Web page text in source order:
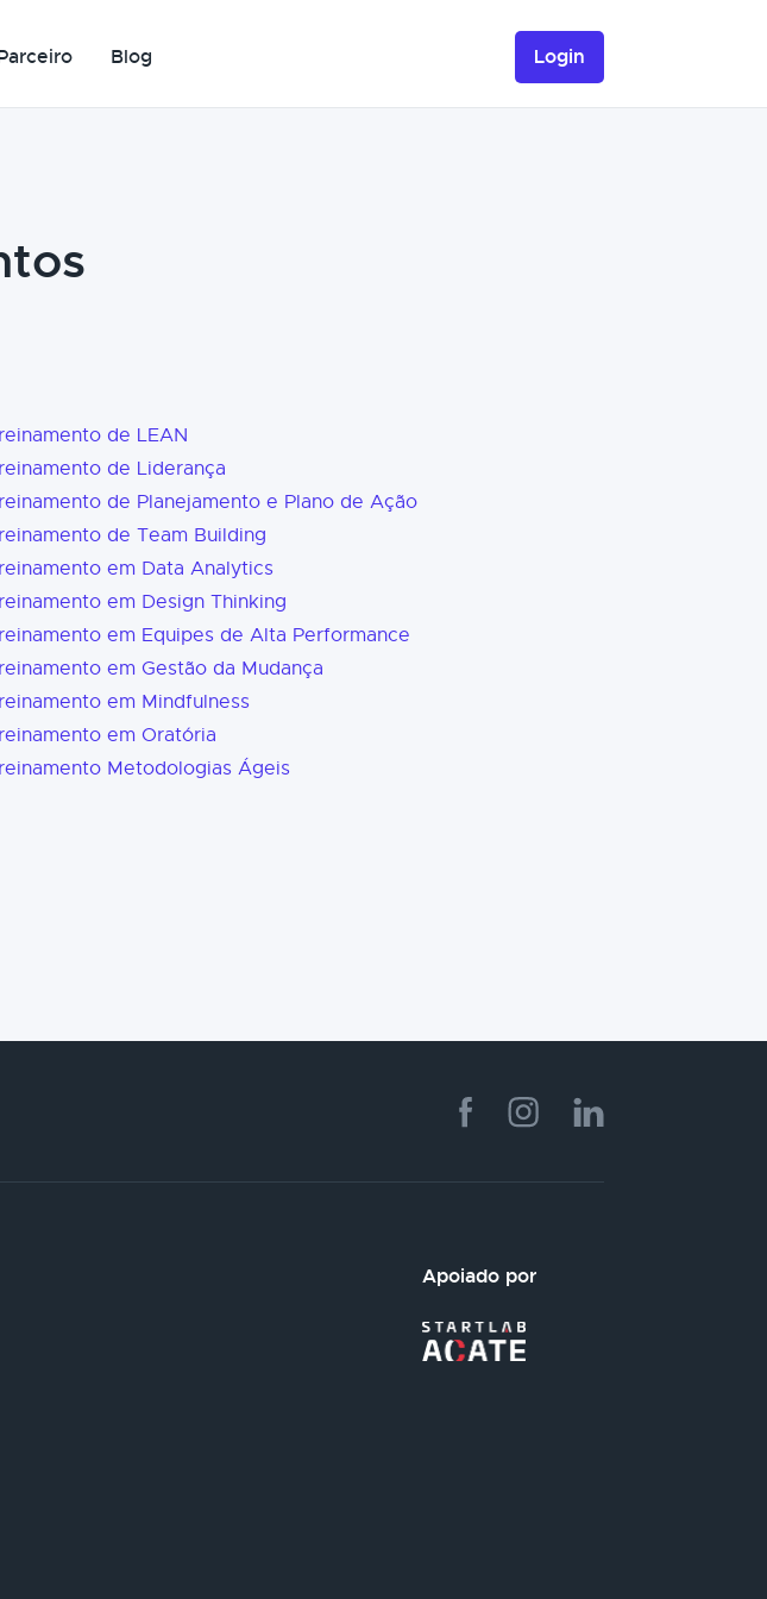
Blog Login
de LEAN
de Liderança
de Planejamento e Plano de Ação
de Team Building
em Data Analytics
em Design Thinking
em Equipes de Alta Performance
em Gestão da Mudança
em Mindfulness
em Oratória
Metodologias Ágeis
Apoiado por